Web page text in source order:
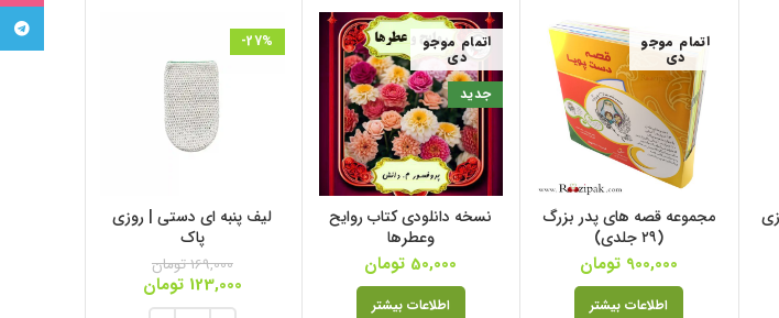
اتمام موجو
دی
مجموعه قصه های پدر بزرگ
(۲۹ جلدی)
900,000 تومان
اطلاعات بیشتر
اتمام موجو
دی
جدید
نسخه دانلودی کتاب روایح
وعطرها
50,000 تومان
اطلاعات بیشتر
-27%
لیف پنبه ای دستی | روزی
پاک
169,000تومان
123,000 تومان